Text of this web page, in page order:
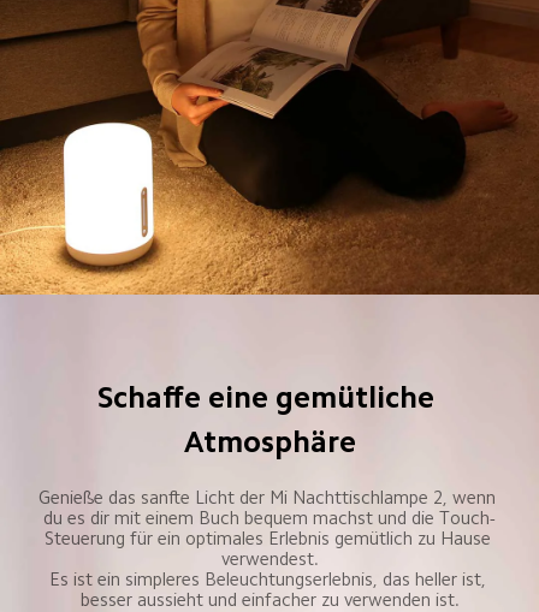
Schaffe eine gemütliche
Atmosphäre
Genieße das sanfte Licht der Mi Nachttischlampe 2, wenn
du es dir mit einem Buch bequem machst und die Touch-
Steuerung für ein optimales Erlebnis gemütlich zu Hause
verwendest.
Es ist ein simpleres Beleuchtungserlebnis, das heller ist,
besser aussieht und einfacher zu verwenden ist.